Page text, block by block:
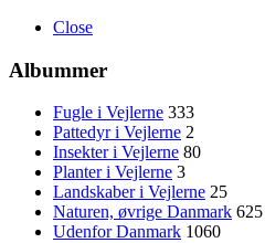
Close
Albummer
Fugle i Vejlerne 333
Pattedyr i Vejlerne 2
Insekter i Vejlerne 80
Planter i Vejlerne 3
Landskaber i Vejlerne 25
Naturen, øvrige Danmark 625
Udenfor Danmark 1060